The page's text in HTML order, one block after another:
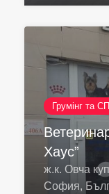
Грумінг та
Хаус”
ж.к. Овча
София,